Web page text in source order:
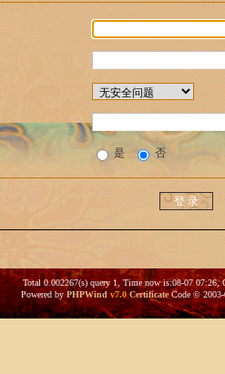
是 否
Total 0.002267(s) query 1, Time now is:08-07 07:26,
Powered byPHPWind v7.0 CertificateCode ©